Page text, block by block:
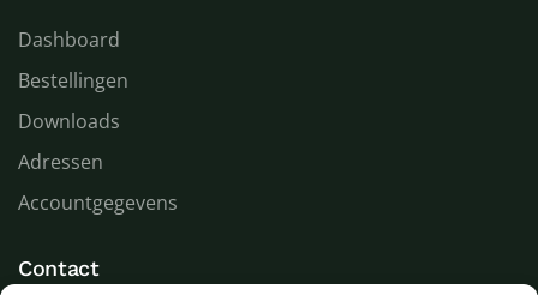
Dashboard
Bestellingen
Downloads
Adressen
Accountgegevens
Contact